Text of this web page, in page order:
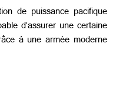
de puissance pacifique
d’assurer une certaine
à une armée moderne